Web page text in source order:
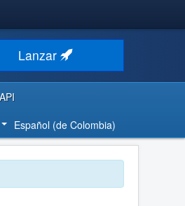
Lanzar
Español (de Colombia)